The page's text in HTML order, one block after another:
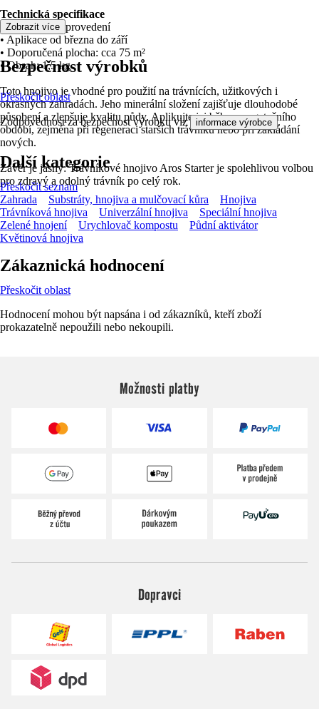
Technická specifikace
• Granulátové provedení
• Aplikace od března do září
• Doporučená plocha: cca 75 m²
• Obsah: 1,5 kg
Toto hnojivo je vhodné pro použití na trávnících, užitkových i
okrasných zahradách. Jeho minerální složení zajišťuje dlouhodobé
působení a zlepšuje kvalitu půdy. Aplikujte jej během vegetačního
období, zejména při regeneraci starších trávníků nebo při zakládání
nových.
Závěr je jasný: Trávníkové hnojivo Aros Starter je spolehlivou volbou
pro zdravý a odolný trávník po celý rok.
Zobrazit více
Bezpečnost výrobků
Přeskočit oblast
Zodpovědnost za bezpečnost výrobku viz informace výrobce .
Další kategorie
Přeskočit seznam
Zahrada
Substráty, hnojiva a mulčovací kůra
Hnojiva
Trávníková hnojiva
Univerzální hnojiva
Speciální hnojiva
Zelené hnojení
Urychlovač kompostu
Půdní aktivátor
Květinová hnojiva
Zákaznická hodnocení
Přeskočit oblast
Hodnocení mohou být napsána i od zákazníků, kteří zboží
prokazatelně nepoužili nebo nekoupili.
Možnosti platby
Dopravci